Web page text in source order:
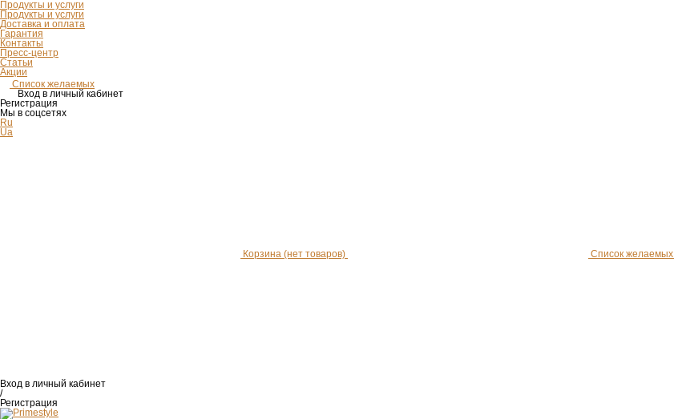
Продукты и услуги
Продукты и услуги
Доставка и оплата
Гарантия
Контакты
Пресс-центр
Статьи
Акции
Список желаемых
Вход в личный кабинет
Регистрация
Мы в соцсетях
Ru
Ua
Корзина (нет товаров) Список желаемых
Вход в личный кабинет
/
Регистрация